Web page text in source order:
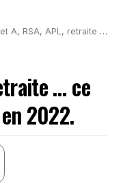
APL, retraite … ce qui pourrait changer en 2022.
… ce
2022.